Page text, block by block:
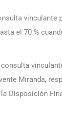
vinculante
el 70 %
Miranda,
Disposición